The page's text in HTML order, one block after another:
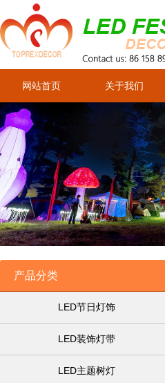
网站首页 关于我们
产品分类
LED节日灯饰
LED装饰灯带
LED主题树灯